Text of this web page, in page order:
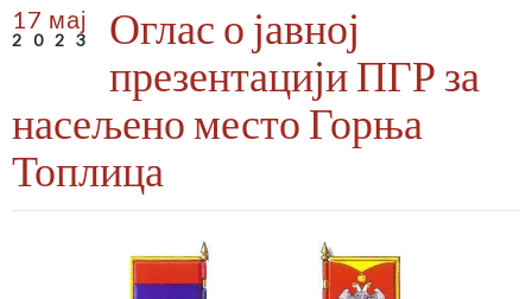
17 мај
2023
Оглас о јавној
презентацији ПГР за
насељено место Горња
Топлица